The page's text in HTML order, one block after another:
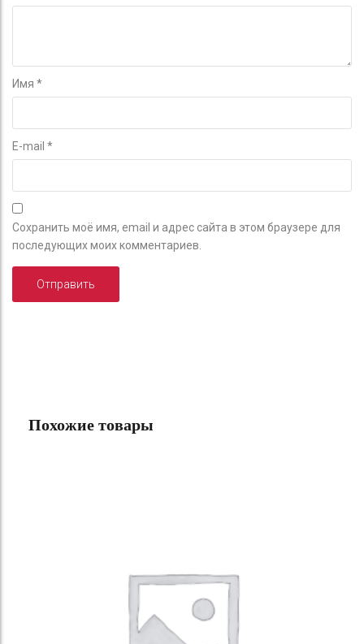
Имя *
E-mail *
Сохранить моё имя, email и адрес сайта в этом браузере для
последующих моих комментариев.
Похожие товары